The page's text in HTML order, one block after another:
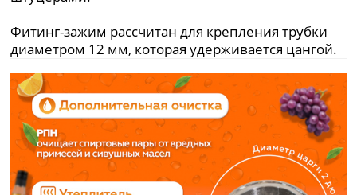
Фитинг-зажим рассчитан для крепления трубки
диаметром 12 мм, которая удерживается цангой.